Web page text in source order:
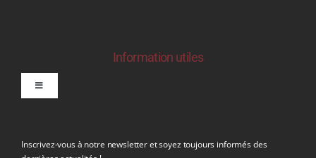
Information utiles
Toggle
Inscrivez-vous à notre newsletter et soyez toujours informés des